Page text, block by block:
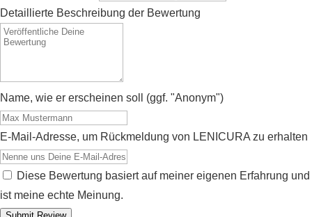
Detaillierte Beschreibung der Bewertung
Name, wie er erscheinen soll (ggf. "Anonym")
E-Mail-Adresse, um Rückmeldung von LENICURA zu erhalten
Diese Bewertung basiert auf meiner eigenen Erfahrung und
ist meine echte Meinung.